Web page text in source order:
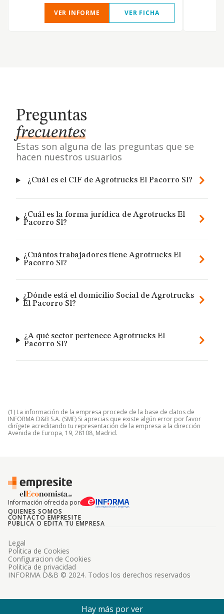
VER INFORME VER FICHA
Preguntas
frecuentes
Estas son alguna de las preguntas que se
hacen nuestros usuarios
¿Cuál es el CIF de Agrotrucks El Pacorro Sl?
¿Cuál es la forma jurídica de Agrotrucks El
Pacorro Sl?
¿Cuántos trabajadores tiene Agrotrucks El
Pacorro Sl?
¿Dónde está el domicilio Social de Agrotrucks
El Pacorro Sl?
¿A qué sector pertenece Agrotrucks El
Pacorro Sl?
(1) La información de la empresa procede de la base de datos de
INFORMA D&B S.A. (SME) Si aprecias que existe algún error por favor
dirígete acreditando tu representación de la empresa a la dirección
Avenida de Europa, 19, 28108, Madrid.
Información ofrecida por
QUIENES SOMOS
CONTACTO EMPRESITE
PUBLICA O EDITA TU EMPRESA
INFORMA D&B © 2024. Todos los derechos reservados
Legal
Politica de Cookies
Configuracion de Cookies
Politica de privacidad
Hay más por ver